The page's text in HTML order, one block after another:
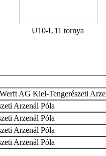
U10-U11 tornya
AG Kiel-Tengerészeti
Arzenál Póla
Arzenál Póla
Arzenál Póla
Arzenál Póla